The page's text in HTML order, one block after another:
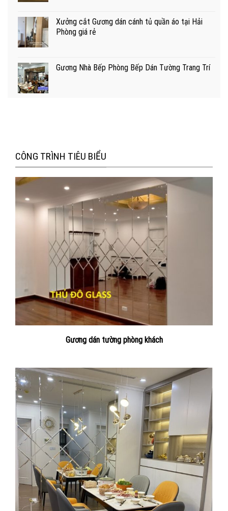
Xưởng cắt Gương dán cánh tủ quần áo tại Hải
Phòng giá rẻ
Gương Nhà Bếp Phòng Bếp Dán Tường Trang Trí
CÔNG TRÌNH TIÊU BIỂU
Gương dán tường phòng khách